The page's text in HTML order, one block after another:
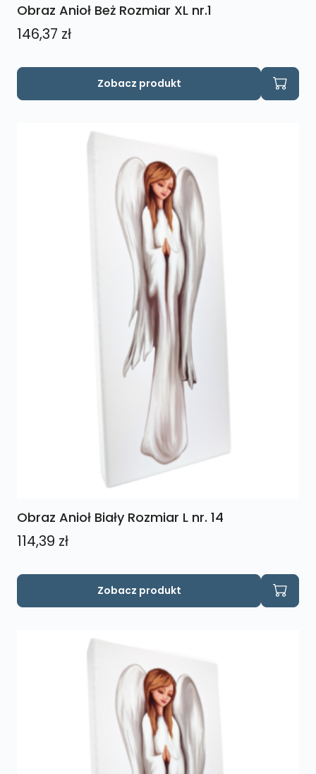
Obraz Anioł Beż Rozmiar XL nr.1
146,37 zł
Zobacz produkt
Obraz Anioł Biały Rozmiar L nr. 14
114,39 zł
Zobacz produkt